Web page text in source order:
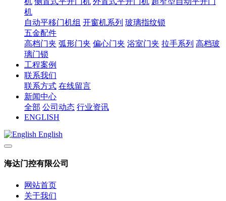
机
自动平移门机组 开窗机系列 玻璃指纹锁
五金配件
高档门夹 弧形门夹 偏心门夹 浴室门夹 拉手系列 高档玻
璃门锁
工程案例
联系我们
联系方式 在线留言
新闻中心
全部 公司动态 行业资讯
ENGLISH
English
海达门控有限公司
网站首页
关于我们